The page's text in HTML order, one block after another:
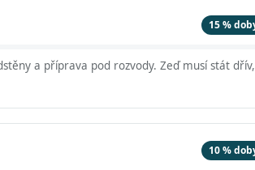
15 %
a příprava pod rozvody. Zeď musí stát dřív,
10 %